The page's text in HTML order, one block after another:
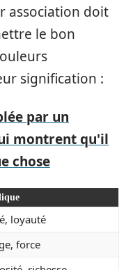
association doit
le bon
signification :
par un
montrent qu'il
chose
loyauté
force